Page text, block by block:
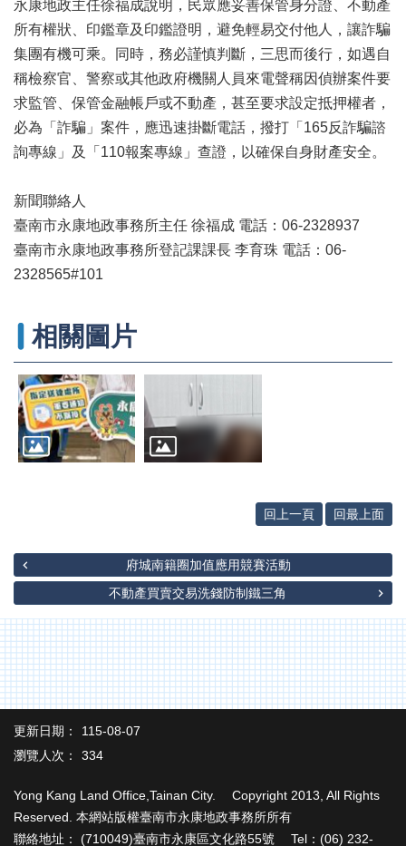
題
專
區
其
他
服
務
籍
圖
實
價
未
辦
繼
承
網
臺
政
府
地
政
局
政
府
訊
公
開
永康地政主任徐福成說明，民眾應妥善保管身分證、不動產
所有權狀、印鑑章及印鑑證明，避免輕易交付他人，讓詐騙
集團有機可乘。同時，務必謹慎判斷，三思而後行，如遇自
稱檢察官、警察或其他政府機關人員來電聲稱因偵辦案件要
求監管、保管金融帳戶或不動產，甚至要求設定抵押權者，
必為「詐騙」案件，應迅速掛斷電話，撥打「165反詐騙諮
詢專線」及「110報案專線」查證，以確保自身財產安全。
新聞聯絡人
臺南市永康地政事務所主任 徐福成 電話：06-2328937
臺南市永康地政事務所登記課課長 李育珠 電話：06-
2328565#101
相關圖片
回上一頁 回最上面
府城南籍圈加值應用競賽活動
不動產買賣交易洗錢防制鐵三角
更新日期：
115-08-07
瀏覽人次：
334
Yong Kang Land Office,Tainan City. Copyright 2013, All Rights
Reserved. 本網站版權臺南市永康地政事務所所有
聯絡地址： (710049)臺南市永康區文化路55號 Tel：(06) 232-